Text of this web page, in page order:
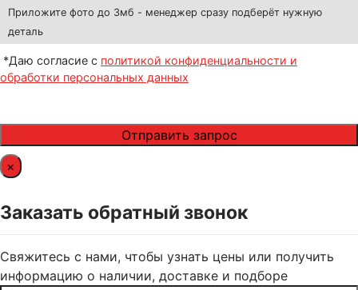
Приложите фото до 3мб - менеджер сразу подберёт нужную
деталь
*Даю согласие с политикой конфиденциальности и
обработки персональных данных
×
Заказать обратный звонок
Свяжитесь с нами, чтобы узнать цены или получить
информацию о наличии, доставке и подборе